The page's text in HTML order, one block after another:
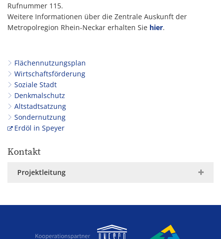
Rufnummer 115.
Weitere Informationen über die Zentrale Auskunft der
Metropolregion Rhein-Neckar erhalten Sie hier.
Flächennutzungsplan
Wirtschaftsförderung
Soziale Stadt
Denkmalschutz
Altstadtsatzung
Sondernutzung
Erdöl in Speyer
Kontakt
Projektleitung